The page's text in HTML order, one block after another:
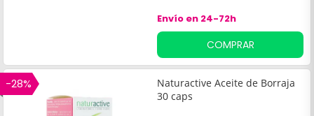
proteger la piel contra los
efectos de los radicales
libres. INFORMACIÓNEl aceite
de borraja se utiliza
tradicionalmente para
ayudar a hidratar la piel y
Envío en 24-72h
COMPRAR
-28%
Naturactive Aceite de Borraja
30 caps